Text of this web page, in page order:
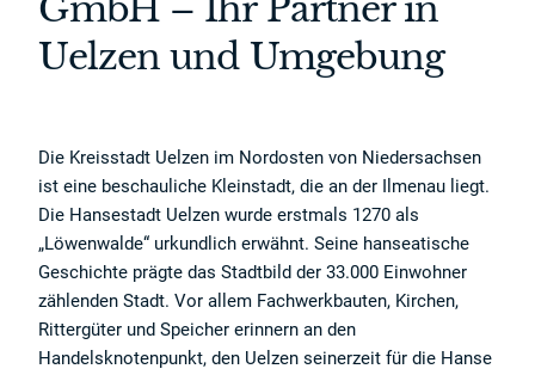
GmbH – Ihr Partner in
Uelzen und Umgebung
Die Kreisstadt Uelzen im Nordosten von Niedersachsen
ist eine beschauliche Kleinstadt, die an der Ilmenau liegt.
Die Hansestadt Uelzen wurde erstmals 1270 als
„Löwenwalde“ urkundlich erwähnt. Seine hanseatische
Geschichte prägte das Stadtbild der 33.000 Einwohner
zählenden Stadt. Vor allem Fachwerkbauten, Kirchen,
Rittergüter und Speicher erinnern an den
Handelsknotenpunkt, den Uelzen seinerzeit für die Hanse